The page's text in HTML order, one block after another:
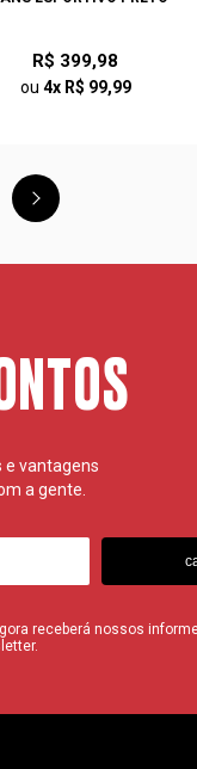
R$ 399,98
ou 4x R$ 99,99
e vantagens
a gente.
receberá nossos